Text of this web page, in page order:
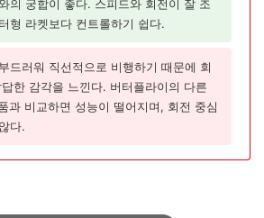
의 궁합이 좋다. 스피드와 회전이 잘 조
형 라켓보다 컨트롤하기 쉽다.
드러워 직선적으로 비행하기 때문에 회
한 감각을 느낀다. 버터플라이의 다른
과 비교하면 성능이 떨어지며, 회전 중심
다.